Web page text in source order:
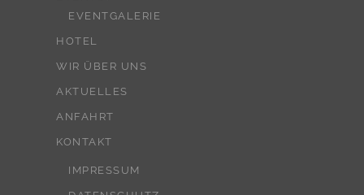
EVENTGALERIE
HOTEL
WIR ÜBER UNS
AKTUELLES
ANFAHRT
KONTAKT
IMPRESSUM